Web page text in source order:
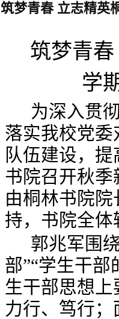
筑梦青春 立志精英
筑梦青
学
为深入贯
落实我校党
队伍建设，
书院召开秋
由桐林书院
持，书院全体
郭兆军围
部”“学生干
生干部思想
力行、笃行；